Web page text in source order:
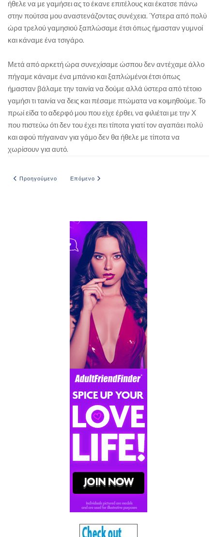
ήθελε να με γαμήσει ας το έκανε επιτέλους και έκατσε πάνω
στην πούτσα μου αναστενάζοντας συνέχεια. Ύστερα από πολύ
ώρα τρελού γαμησιού ξαπλώσαμε έτσι όπως ήμασταν γυμνοί
και κάναμε ένα τσιγάρο.
Μετά από αρκετή ώρα συνεχίσαμε ώσπου δεν αντέχαμε άλλο
πήγαμε κάναμε ένα μπάνιο και ξαπλώμένοι έτσι όπως
ήμασταν βάλαμε την ταινία να δούμε αλλά ύστερα από τέτοιο
γαμήσι τι ταινία να δεις και πέσαμε πτώματα να κοιμηθούμε. Το
πρωί είδα το αδερφό μου που είχε έρθει, να φιλιέται με την Χ
που πιστεύω ότι δεν του έχει πει τίποτα γιατί τον αγαπάει πολύ
και αφού πήγαιναν για γάμο δεν θα ήθελε με τίποτα να
χωρίσουν για αυτό.
Προηγούμενο άρθρο: ΠΡΟΣΦΑΤΑ ΜΥΗΜΕΝΗ ΣΤΟ ΣΕΞ
Προηγούμενο Επόμενο άρθρο: ΠΡΩΤΟΓΝΩΡΗ ΕΜΠΕΙΡΙΑ ΜΕ ΔΥΟ
Επόμενο